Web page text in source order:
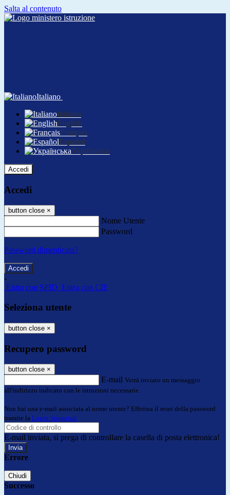
Salta al contenuto
Italiano
Italiano
English
Français
Español
Українська
Accedi
Accedi
button close ×
Nome Utente
Password
Password dimenticata?
-
Entra con SPID Entra con CIE
Seleziona utente
button close ×
Recupero password
button close ×
E-mail Verrà inviato un messaggio
all'indirizzo indicato con le istruzioni necessarie.
Non hai una e-mail associata al nome utente? Effettua il reset della password
tramite la Login Spaggiari
E-mail inviata, si prega di controllare la casella di posta elettronica!
Errore
Chiudi
Successo